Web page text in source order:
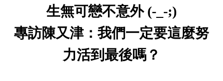
生無可戀不意外 (-_-;)
專訪陳又津：我們一定要這麼努
力活到最後嗎？